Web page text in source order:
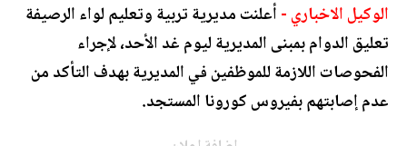
الوكيل الاخباري -أعلنت مديرية تربية وتعليم لواء الرصيفة
تعليق الدوام بمبنى المديرية ليوم غد الأحد، لإجراء
الفحوصات اللازمة للموظفين في المديرية بهدف التأكد من
عدم إصابتهم بفيروس كورونا المستجد.